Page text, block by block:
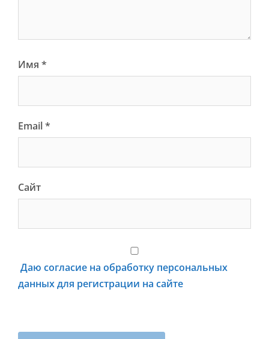
Имя *
Email*
Сайт
Даю согласие на обработку персональных
данных для регистрации на сайте